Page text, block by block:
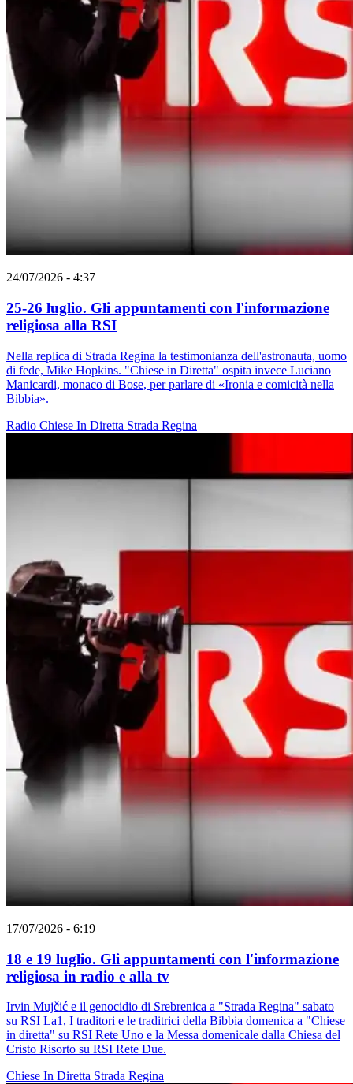
24/07/2026 - 4:37
25-26 luglio. Gli appuntamenti con l'informazione
religiosa alla RSI
Nella replica di Strada Regina la testimonianza dell'astronauta, uomo
di fede, Mike Hopkins. "Chiese in Diretta" ospita invece Luciano
Manicardi, monaco di Bose, per parlare di «Ironia e comicità nella
Bibbia».
Radio Chiese In Diretta Strada Regina
17/07/2026 - 6:19
18 e 19 luglio. Gli appuntamenti con l'informazione
religiosa in radio e alla tv
Irvin Mujčić e il genocidio di Srebrenica a "Strada Regina" sabato
su RSI La1, I traditori e le traditrici della Bibbia domenica a "Chiese
in diretta" su RSI Rete Uno e la Messa domenicale dalla Chiesa del
Cristo Risorto su RSI Rete Due.
Chiese In Diretta Strada Regina